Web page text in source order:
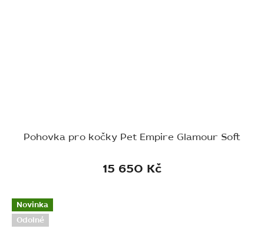
Pohovka pro kočky Pet Empire Glamour Soft
15 650 Kč
Novinka
Odolné